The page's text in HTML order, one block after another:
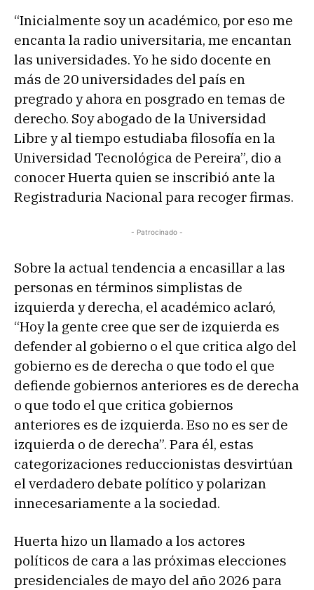
“Inicialmente soy un académico, por eso me
encanta la radio universitaria, me encantan
las universidades. Yo he sido docente en
más de 20 universidades del país en
pregrado y ahora en posgrado en temas de
derecho. Soy abogado de la Universidad
Libre y al tiempo estudiaba filosofía en la
Universidad Tecnológica de Pereira”, dio a
conocer Huerta quien se inscribió ante la
Registraduria Nacional para recoger firmas.
- Patrocinado -
Sobre la actual tendencia a encasillar a las
personas en términos simplistas de
izquierda y derecha, el académico aclaró,
“Hoy la gente cree que ser de izquierda es
defender al gobierno o el que critica algo del
gobierno es de derecha o que todo el que
defiende gobiernos anteriores es de derecha
o que todo el que critica gobiernos
anteriores es de izquierda. Eso no es ser de
izquierda o de derecha”. Para él, estas
categorizaciones reduccionistas desvirtúan
el verdadero debate político y polarizan
innecesariamente a la sociedad.
Huerta hizo un llamado a los actores
políticos de cara a las próximas elecciones
presidenciales de mayo del año 2026 para